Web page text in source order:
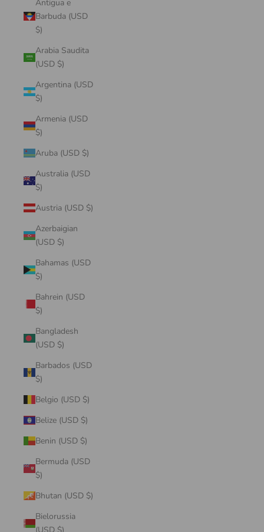
Antigua e
Barbuda (USD
$)
Arabia Saudita
(USD $)
Argentina (USD
$)
Armenia (USD
$)
Aruba (USD $)
Australia (USD
$)
Austria (USD $)
Azerbaigian
(USD $)
Bahamas (USD
$)
Bahrein (USD
$)
Bangladesh
(USD $)
Barbados (USD
$)
Belgio (USD $)
Belize (USD $)
Benin (USD $)
Bermuda (USD
$)
Bhutan (USD $)
Bielorussia